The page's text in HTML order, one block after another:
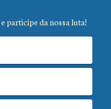
participe da nossa luta!